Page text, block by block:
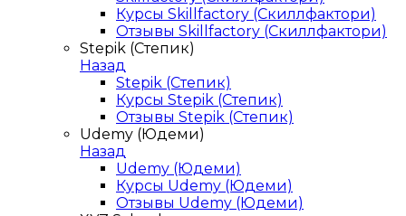
Курсы Skillfactory (Скиллфактори)
Отзывы Skillfactory (Скиллфактори)
Stepik (Степик)
Назад
Stepik (Степик)
Курсы Stepik (Степик)
Отзывы Stepik (Степик)
Udemy (Юдеми)
Назад
Udemy (Юдеми)
Курсы Udemy (Юдеми)
Отзывы Udemy (Юдеми)